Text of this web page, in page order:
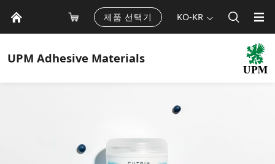
제품 선택기 KO-KR
UPM Adhesive Materials